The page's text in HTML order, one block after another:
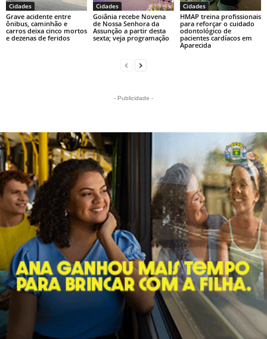
Cidades
Grave acidente entre
ônibus, caminhão e
carros deixa cinco mortos
e dezenas de feridos
Cidades
Goiânia recebe Novena
de Nossa Senhora da
Assunção a partir desta
sexta; veja programação
Cidades
HMAP treina profissionais
para reforçar o cuidado
odontológico de
pacientes cardíacos em
Aparecida
- Publicidade -